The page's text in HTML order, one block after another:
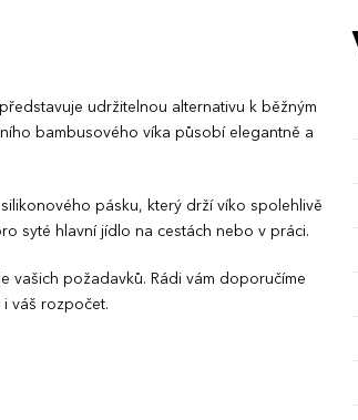
udržitelnou alternativu k běžným
bambusového víka působí elegantně a
pásku, který drží víko spolehlivě
syté hlavní jídlo na cestách nebo v práci.
vašich požadavků. Rádi vám doporučíme
váš rozpočet.